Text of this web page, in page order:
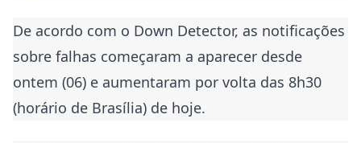
De acordo com o Down Detector, as notificações
sobre falhas começaram a aparecer desde
ontem (06) e aumentaram por volta das 8h30
(horário de Brasília) de hoje.